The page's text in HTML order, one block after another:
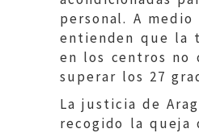
personal. A medio
entienden que la
en los centros no
superar los 27
La justicia de
recogido la queja